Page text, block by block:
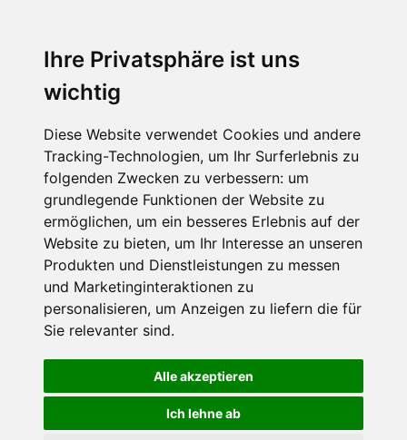
Ihre Privatsphäre ist uns
wichtig
Diese Website verwendet Cookies und andere
Tracking-Technologien, um Ihr Surferlebnis zu
folgenden Zwecken zu verbessern: um
grundlegende Funktionen der Website zu
ermöglichen, um ein besseres Erlebnis auf der
Website zu bieten, um Ihr Interesse an unseren
Produkten und Dienstleistungen zu messen
und Marketinginteraktionen zu
personalisieren, um Anzeigen zu liefern die für
Sie relevanter sind.
Alle akzeptieren
Ich lehne ab